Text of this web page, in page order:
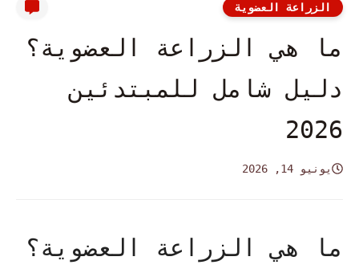
الزراعة العضوية
ما هي الزراعة العضوية؟
دليل شامل للمبتدئين
2026
يونيو 14, 2026
ما هي الزراعة العضوية؟